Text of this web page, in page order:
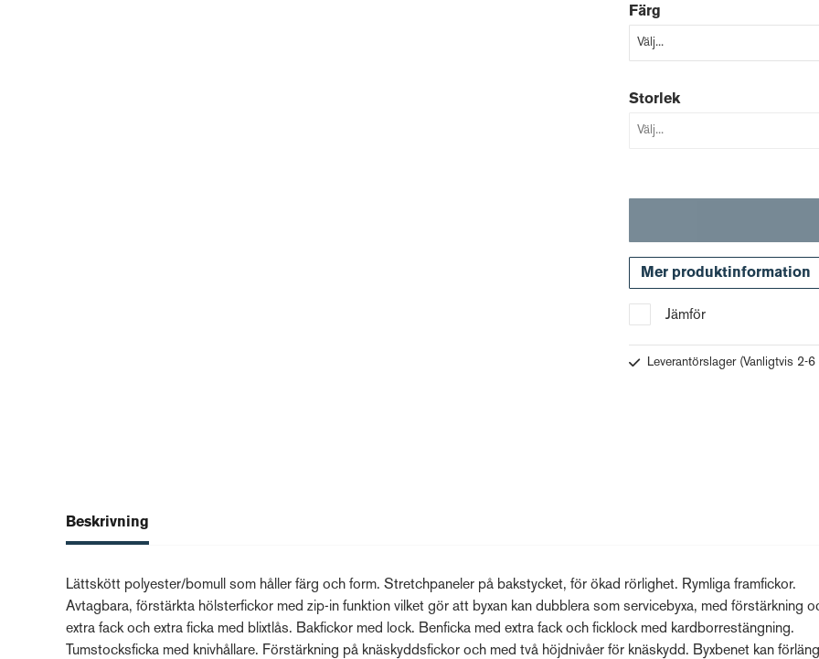
Färg
Storlek
Mer produktinformation
Jämför
Leverantörslager (Vanligtvis 2-
Beskrivning
Lättskött polyester/bomull som håller färg och form. Stretchpaneler på bakstycket, för ökad rörlighet. Rymliga framfickor.
Avtagbara, förstärkta hölsterfickor med zip-in funktion vilket gör att byxan kan dubblera som servicebyxa, med förstärkning
extra fack och extra ficka med blixtlås. Bakfickor med lock. Benficka med extra fack och ficklock med kardborrestängning.
Tumstocksficka med knivhållare. Förstärkning på knäskyddsfickor och med två höjdnivåer för knäskydd. Byxbenet kan